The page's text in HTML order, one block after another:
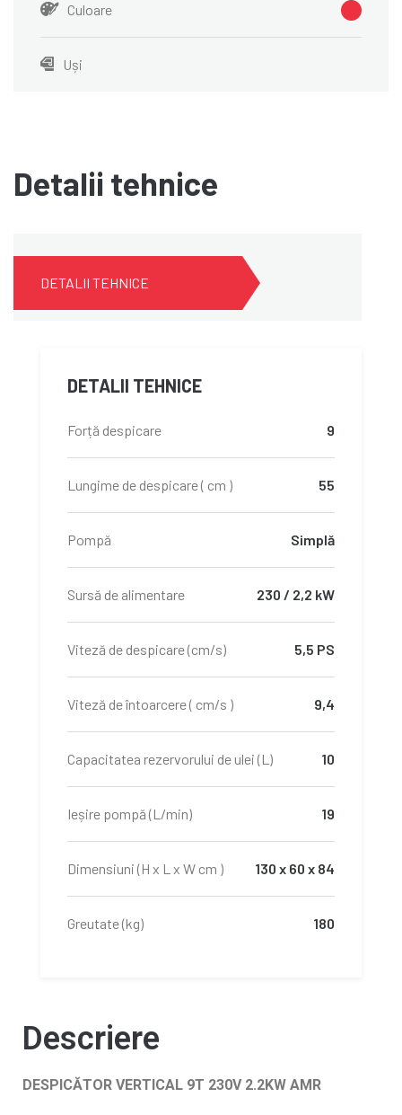
Culoare
Uși
Detalii tehnice
DETALII TEHNICE
DETALII TEHNICE
Forță despicare 9
Lungime de despicare ( cm ) 55
Pompă Simplă
Sursă de alimentare 230 / 2,2 kW
Viteză de despicare (cm/s) 5,5 PS
Viteză de întoarcere ( cm/s ) 9,4
Capacitatea rezervorului de ulei (L) 10
Ieșire pompă (L/min) 19
Dimensiuni (H x L x W cm ) 130 x 60 x 84
Greutate (kg) 180
Descriere
DESPICĂTOR VERTICAL 9T 230V 2.2KW AMR